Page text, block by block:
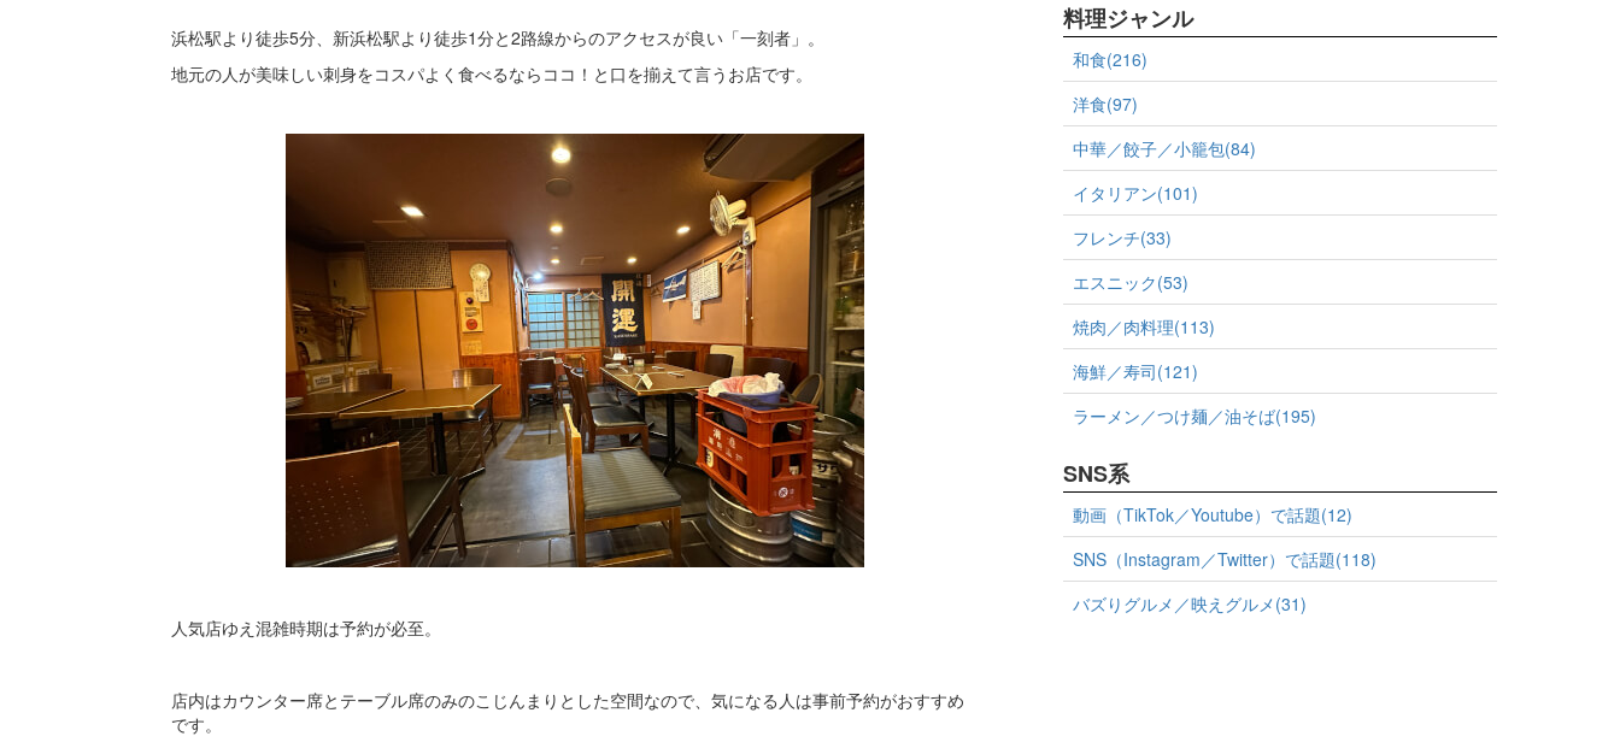
浜松駅より徒歩5分、新浜松駅より徒歩1分と2路線からのアクセスが良い「一刻者」。
地元の人が美味しい刺身をコスパよく食べるならココ！と口を揃えて言うお店です。
人気店ゆえ混雑時期は予約が必至。
店内はカウンター席とテーブル席のみのこじんまりとした空間なので、気になる人は事前予約がおすすめ
です。
料理ジャンル
和食(216)
洋食(97)
中華／餃子／小籠包(84)
イタリアン(101)
フレンチ(33)
エスニック(53)
焼肉／肉料理(113)
海鮮／寿司(121)
ラーメン／つけ麺／油そば(195)
SNS系
動画（TikTok／Youtube）で話題(12)
SNS（Instagram／Twitter）で話題(118)
バズりグルメ／映えグルメ(31)